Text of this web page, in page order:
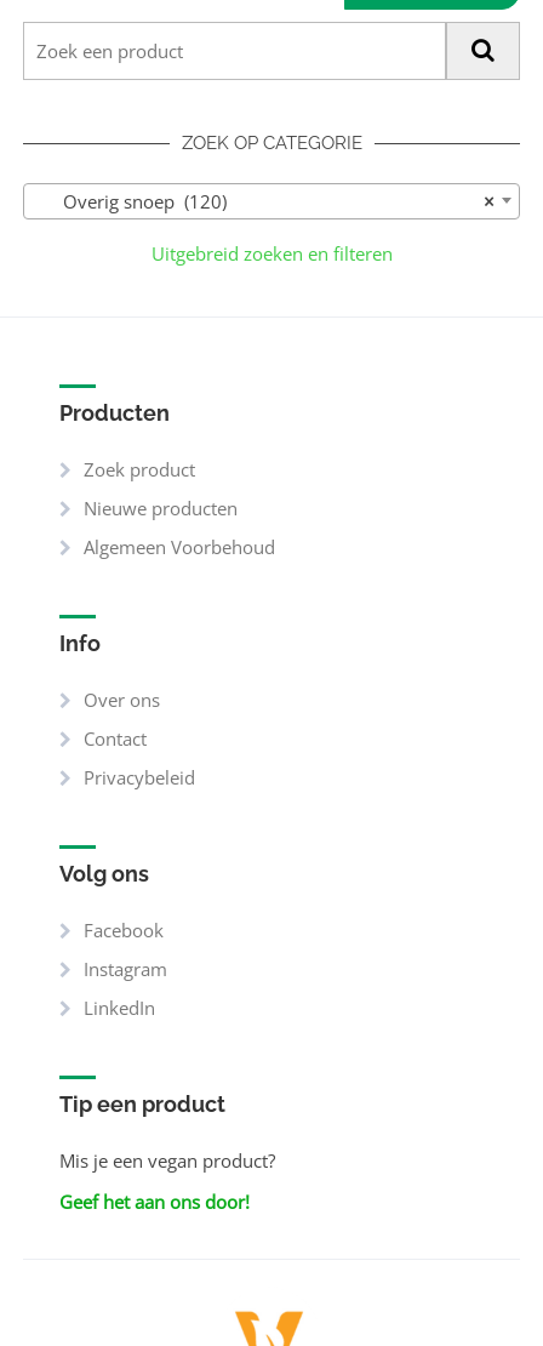
ZOEK OP CATEGORIE
×
Overig snoep (120)
Uitgebreid zoeken en filteren
Producten
Zoek product
Nieuwe producten
Algemeen Voorbehoud
Info
Over ons
Contact
Privacybeleid
Volg ons
Facebook
Instagram
LinkedIn
Tip een product
Mis je een vegan product?
Geef het aan ons door!